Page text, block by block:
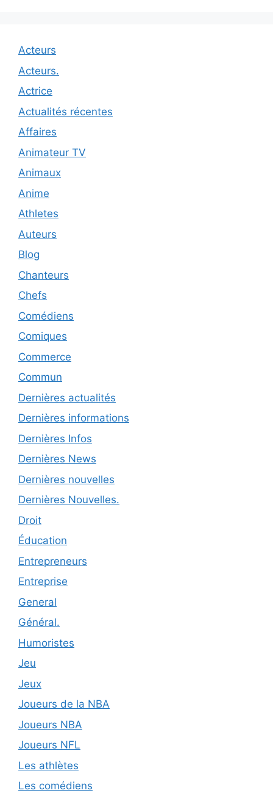
Acteurs
Acteurs.
Actrice
Actualités récentes
Affaires
Animateur TV
Animaux
Anime
Athletes
Auteurs
Blog
Chanteurs
Chefs
Comédiens
Comiques
Commerce
Commun
Dernières actualités
Dernières informations
Dernières Infos
Dernières News
Dernières nouvelles
Dernières Nouvelles.
Droit
Éducation
Entrepreneurs
Entreprise
General
Général.
Humoristes
Jeu
Jeux
Joueurs de la NBA
Joueurs NBA
Joueurs NFL
Les athlètes
Les comédiens